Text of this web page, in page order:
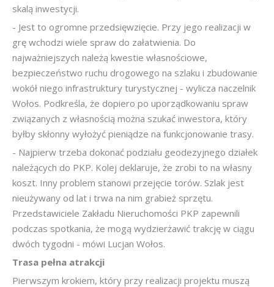
skalą inwestycji.
- Jest to ogromne przedsięwzięcie. Przy jego realizacji w
grę wchodzi wiele spraw do załatwienia. Do
najważniejszych należą kwestie własnościowe,
bezpieczeństwo ruchu drogowego na szlaku i zbudowanie
wokół niego infrastruktury turystycznej - wylicza naczelnik
Wołos. Podkreśla, że dopiero po uporządkowaniu spraw
związanych z własnością można szukać inwestora, który
byłby skłonny wyłożyć pieniądze na funkcjonowanie trasy.
- Najpierw trzeba dokonać podziału geodezyjnego działek
należących do PKP. Kolej deklaruje, że zrobi to na własny
koszt. Inny problem stanowi przejęcie torów. Szlak jest
nieużywany od lat i trwa na nim grabież sprzętu.
Przedstawiciele Zakładu Nieruchomości PKP zapewnili
podczas spotkania, że mogą wydzierżawić trakcję w ciągu
dwóch tygodni - mówi Lucjan Wołos.
Trasa pełna atrakcji
Pierwszym krokiem, który przy realizacji projektu muszą